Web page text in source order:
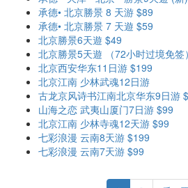
承德• 北京勝景 8 天游 $89
承德• 北京勝景 7 天遊 $59
北京勝景6天遊 $49
北京勝景5天遊 （72小时过境免签
北京西安华东11日游 $199
北京江南 少林武魂12日游
古龙京风诗书江南北京华东9日游
山海之恋 武夷山厦门7日游 $99
北京江南 少林寺魂12天游 $99
七彩浪漫 云南8天游 $199
七彩浪漫 云南7天游 $99